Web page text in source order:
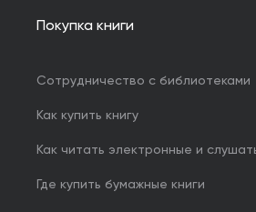
Покупка книги
Сотрудничество с библиотеками
Как купить книгу
Как читать электронные и
Где купить бумажные книги